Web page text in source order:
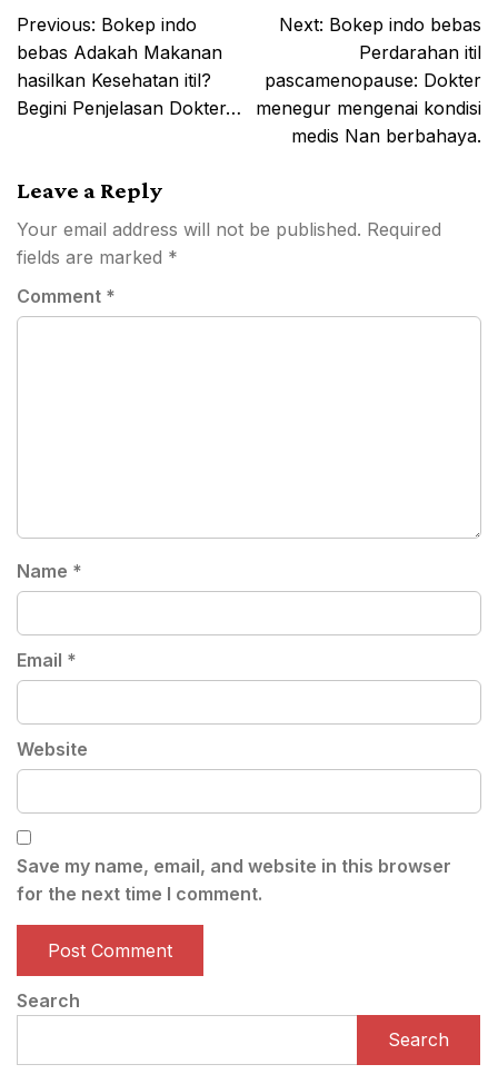
Post
navigation
Previous: Bokep indo
bebas Adakah Makanan
hasilkan Kesehatan itil?
Begini Penjelasan Dokter…
Next: Bokep indo bebas
Perdarahan itil
pascamenopause: Dokter
menegur mengenai kondisi
medis Nan berbahaya.
Leave a Reply
Your email address will not be published. Required
fields are marked *
Comment *
Name *
Email *
Website
Save my name, email, and website in this browser
for the next time I comment.
Search
Search